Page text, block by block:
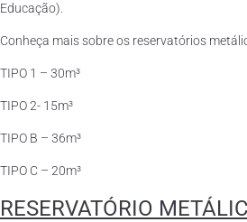
Educação).
Conheça mais sobre os reservatórios
TIPO 1 – 30m³
TIPO 2- 15m³
TIPO B – 36m³
TIPO C – 20m³
RESERVATÓRIO